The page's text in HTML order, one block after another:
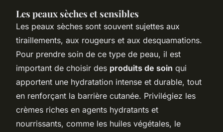
Les peaux sèches et sensibles
Les peaux sèches sont souvent sujettes aux
tiraillements, aux rougeurs et aux desquamations.
Pour prendre soin de ce type de peau, il est
important de choisir des produits de soin qui
apportent une hydratation intense et durable, tout
en renforçant la barrière cutanée. Privilégiez les
crèmes riches en agents hydratants et
nourrissants, comme les huiles végétales, le